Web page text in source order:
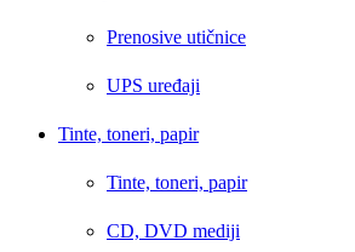
Prenosive utičnice
UPS uređaji
Tinte, toneri, papir
Tinte, toneri, papir
CD, DVD mediji